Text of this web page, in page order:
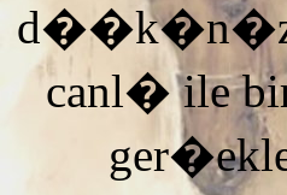
canl� ile